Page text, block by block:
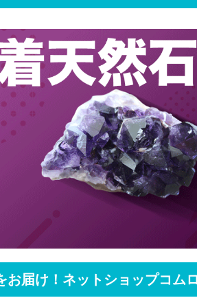
お届け！ネットショップコム